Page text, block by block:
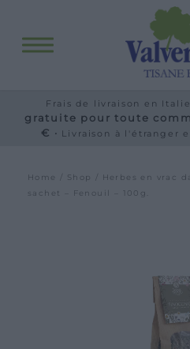
Frais de livraison en
gratuite pour toute
€ · Livraison à l'étranger
Home Shop Herbes en vrac
sachet – Fenouil – 100g.